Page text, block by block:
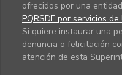
ofrecidos por una
PQRSDF por servicios de
Si quiere instaurar una
denuncia o felicitación
atención de esta